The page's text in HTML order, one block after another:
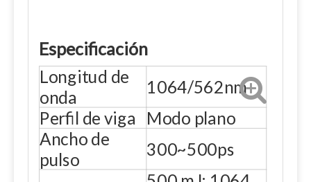
Especificación
Longitud de
onda
1064/562nm
Perfil de viga
Modo plano
Ancho de
pulso
300~500ps